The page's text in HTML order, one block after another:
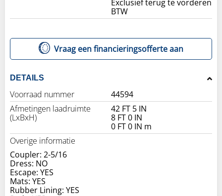
Exclusief terug te vorderen
BTW
Vraag een financieringsofferte aan
DETAILS
Voorraad nummer
44594
Afmetingen laadruimte
(LxBxH)
42 FT 5 IN
8 FT 0 IN
0 FT 0 IN m
Overige informatie
Coupler: 2-5/16
Dress: NO
Escape: YES
Mats: YES
Rubber Lining: YES